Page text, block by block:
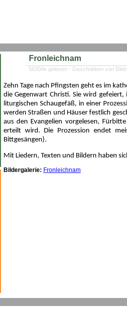
Fronleichnam
56304x gelesen - Geschrieben von
Zehn Tage nach Pfingsten geht es im
die Gegenwart Christi. Sie wird
liturgischen Schaugefäß, in einer
werden Straßen und Häuser festlich
aus den Evangelien vorgelesen,
erteilt wird. Die Prozession endet
Bittgesängen).
Mit Liedern, Texten und Bildern haben
Bildergalerie: Fronleichnam